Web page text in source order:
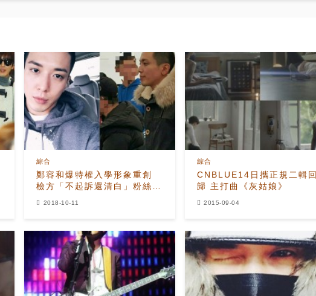
鄭容和爆特權入學形象重創
檢方「不起訴還清白」粉絲看
綜合
2018-10-11
CNBLUE14日攜正規二輯回
歸 主打曲《灰姑娘》
綜合
2015-09-04